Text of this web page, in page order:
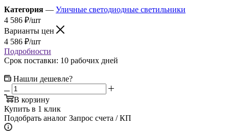
Категория — Уличные светодиодные светильники
4 586 ₽/шт
Варианты цен
4 586 ₽/шт
Подробности
Срок поставки: 10 рабочих дней
Нашли дешевле?
В корзину
Купить в 1 клик
Подобрать аналог Запрос счета / КП